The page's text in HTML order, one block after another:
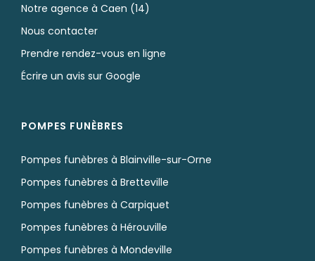
Notre agence à Caen (14)
Nous contacter
Prendre rendez-vous en ligne
Écrire un avis sur Google
POMPES FUNÈBRES
Pompes funèbres à Blainville-sur-Orne
Pompes funèbres à Bretteville
Pompes funèbres à Carpiquet
Pompes funèbres à Hérouville
Pompes funèbres à Mondeville